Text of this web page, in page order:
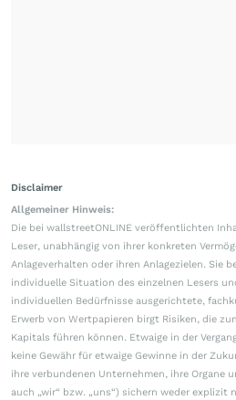
Disclaimer
Allgemeiner Hinweis:
Die bei wallstreetONLINE veröffentlichten
Leser, unabhängig von ihrer konkreten
Anlageverhalten oder ihren Anlagezielen. Sie
individuelle Situation des einzelnen Lesers
individuellen Bedürfnisse ausgerichtete,
Erwerb von Wertpapieren birgt Risiken, die
Kapitals führen können. Etwaige in der
keine Gewähr für etwaige Gewinne in der
ihre verbundenen Unternehmen, ihre Organe
auch „wir“ bzw. „uns“) sichern weder